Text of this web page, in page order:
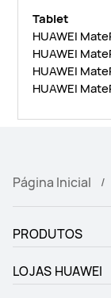
Tablet
HUAWEI
HUAWEI
HUAWEI
HUAWEI
Página Inicial
PRODUTOS
LOJAS HUAWEI